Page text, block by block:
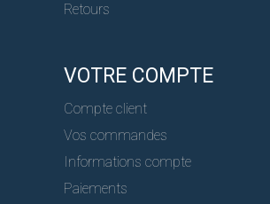
Retours
VOTRE COMPTE
Compte client
Vos commandes
Informations compte
Paiements